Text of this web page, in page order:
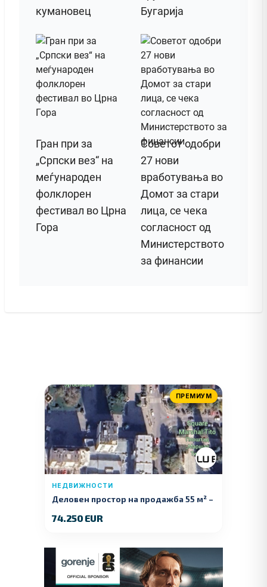
кумановец
Бугарија
Гран при за
„Српски вез“ на
меѓународен
фолклорен
фестивал во Црна
Гора
Советот одобри
27 нови
вработувања во
Домот за стари
лица, се чека
согласност од
Министерството
за финансии
ПРЕМИУМ
НЕДВИЖНОСТИ
Деловен простор на продажба 55 м² –
74.250 EUR